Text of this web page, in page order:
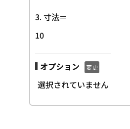
3. 寸法＝
10
オプション 変更
選択されていません